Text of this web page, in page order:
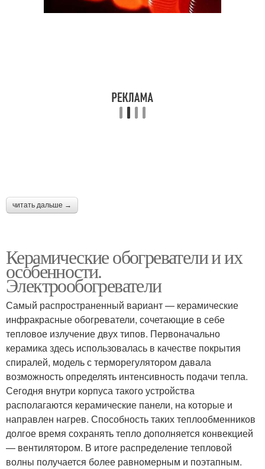
читать дальше →
Керамические обогреватели и их
особенности.
Электрообогреватели
Самый распространенный вариант — керамические
инфракрасные обогреватели, сочетающие в себе
тепловое излучение двух типов. Первоначально
керамика здесь использовалась в качестве покрытия
спиралей, модель с терморегулятором давала
возможность определять интенсивность подачи тепла.
Сегодня внутри корпуса такого устройства
располагаются керамические панели, на которые и
направлен нагрев. Способность таких теплообменников
долгое время сохранять тепло дополняется конвекцией
— вентилятором. В итоге распределение тепловой
волны получается более равномерным и поэтапным.